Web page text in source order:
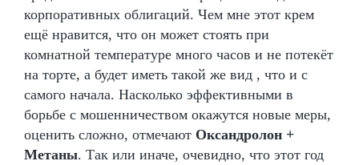
корпоративных облигаций. Чем мне этот крем
ещё нравится, что он может стоять при
комнатной температуре много часов и не потекёт
на торте, а будет иметь такой же вид , что и с
самого начала. Насколько эффективными в
борьбе с мошенничеством окажутся новые меры,
оценить сложно, отмечают Оксандролон +
Метаны. Так или иначе, очевидно, что этот год